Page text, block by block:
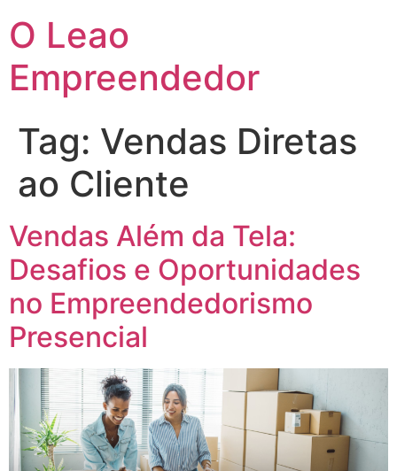
O Leao
Empreendedor
Tag: Vendas Diretas
ao Cliente
Vendas Além da Tela:
Desafios e Oportunidades
no Empreendedorismo
Presencial